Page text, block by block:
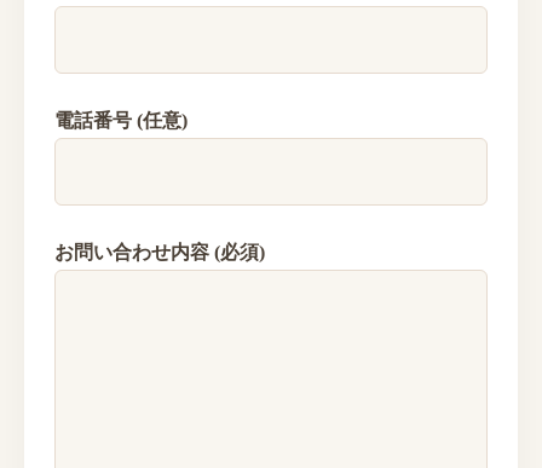
電話番号 (任意)
お問い合わせ内容 (必須)